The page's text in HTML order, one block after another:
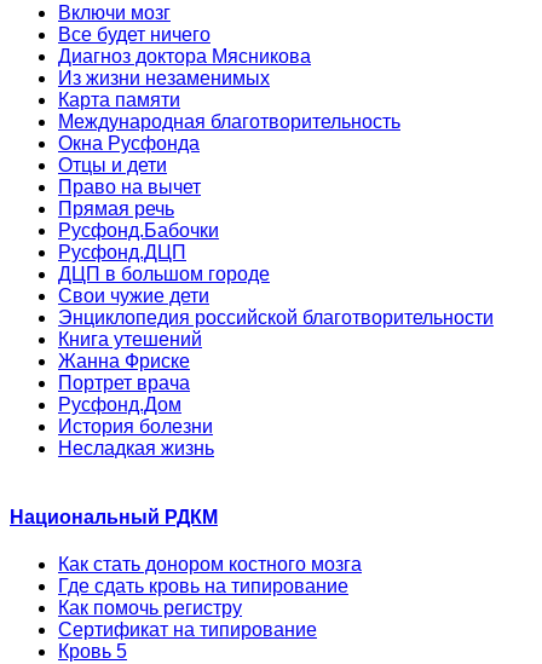
Включи мозг
Все будет ничего
Диагноз доктора Мясникова
Из жизни незаменимых
Карта памяти
Международная благотворительность
Окна Русфонда
Отцы и дети
Право на вычет
Прямая речь
Русфонд.Бабочки
Русфонд.ДЦП
ДЦП в большом городе
Свои чужие дети
Энциклопедия российской благотворительности
Книга утешений
Жанна Фриске
Портрет врача
Русфонд.Дом
История болезни
Несладкая жизнь
Национальный РДКМ
Как стать донором костного мозга
Где сдать кровь на типирование
Как помочь регистру
Сертификат на типирование
Кровь 5